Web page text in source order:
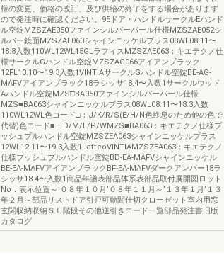
様の変更、価格の改訂、及び供給の終了をする場合があります
ので発注時に確認ください。95ドア・ハンドルサークルEハンド
ル空錠MZSZAE050ファインシルバーパール仕様MZSZAE052シ
ルバー鏡面MZSZAE063シャインニッケルプラス08WL08.11〜
18.8入数110WL12WL15GLラフィスMZSZAE063：キエテクノ仕
様サークルGハンドル空錠MZSZAG066アイアンブラック
12FL13.10〜19.3入数1VINTIAサークルGハンドル空錠BE-AG-
MAFVアイアンブラック18ラシッサ18.4〜入数1サークルウッド
Aハンドル空錠MZS□BA050ファインシルバーパール仕様
MZS■BA063シャインニッケルプラス08WL08.11〜18.3入数
110WL12WL色コード□：J/K/R/S(E/H/N色終息のため他の色で
代替)色コード■：D/M/L/P/WMZS■BA063：キエテクノ仕様プ
ッシュプルハンドル空錠MZSZEA063シャインニッケルプラス
12WL12.11〜19.3入数1LatteoVINTIAMZSZEA063：キエテクノ
仕様プッシュプルハンドル空錠BD-EA-MAFVシャインニッケル
BE-EA-MAFVアイアンブラックBF-EA-MAFVダークアンバー18ラ
シッサ18.4〜入数1商品年譜表部品体系表部品取付展開図ロット
No．表示位置～’０８年１０月’０８年１１月～’１３年１月’１３
年２月～部品リストドア引戸可動間仕切クローゼット室内用窓
玄関収納収納ＳＬ階段その他逆引きコード一覧部品発注書旧版
カタログ